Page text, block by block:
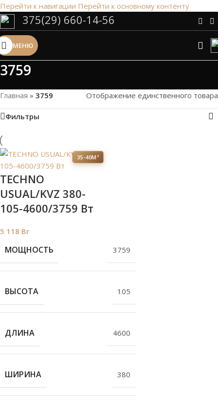
Перейти к навигации Перейти к основному контенту
Сэкономим Ваше время на подбор
Рассчитаем мощность | Предложим от 3х вариантов | В
наличии и под заказ
375(29) 660-14-56
МЕНЮ
3759
Главная » 3759 Отображение единственного товара
Фильтры
35-40М²
TECHNO
USUAL/KVZ 380-
105-4600/3759 Вт
5 118 Br
МОЩНОСТЬ 3759
ВЫСОТА 105
ДЛИНА 4600
ШИРИНА 380